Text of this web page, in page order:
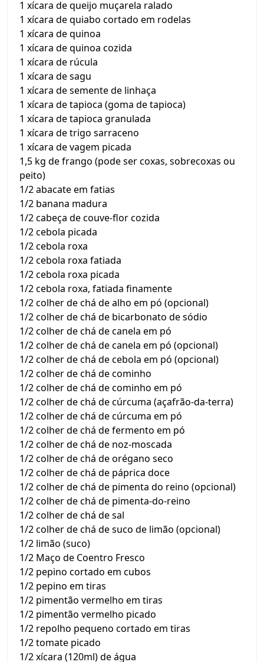
1 xícara de queijo muçarela ralado
1 xícara de quiabo cortado em rodelas
1 xícara de quinoa
1 xícara de quinoa cozida
1 xícara de rúcula
1 xícara de sagu
1 xícara de semente de linhaça
1 xícara de tapioca (goma de tapioca)
1 xícara de tapioca granulada
1 xícara de trigo sarraceno
1 xícara de vagem picada
1,5 kg de frango (pode ser coxas, sobrecoxas ou
peito)
1/2 abacate em fatias
1/2 banana madura
1/2 cabeça de couve-flor cozida
1/2 cebola picada
1/2 cebola roxa
1/2 cebola roxa fatiada
1/2 cebola roxa picada
1/2 cebola roxa, fatiada finamente
1/2 colher de chá de alho em pó (opcional)
1/2 colher de chá de bicarbonato de sódio
1/2 colher de chá de canela em pó
1/2 colher de chá de canela em pó (opcional)
1/2 colher de chá de cebola em pó (opcional)
1/2 colher de chá de cominho
1/2 colher de chá de cominho em pó
1/2 colher de chá de cúrcuma (açafrão-da-terra)
1/2 colher de chá de cúrcuma em pó
1/2 colher de chá de fermento em pó
1/2 colher de chá de noz-moscada
1/2 colher de chá de orégano seco
1/2 colher de chá de páprica doce
1/2 colher de chá de pimenta do reino (opcional)
1/2 colher de chá de pimenta-do-reino
1/2 colher de chá de sal
1/2 colher de chá de suco de limão (opcional)
1/2 limão (suco)
1/2 Maço de Coentro Fresco
1/2 pepino cortado em cubos
1/2 pepino em tiras
1/2 pimentão vermelho em tiras
1/2 pimentão vermelho picado
1/2 repolho pequeno cortado em tiras
1/2 tomate picado
1/2 xícara (120ml) de água